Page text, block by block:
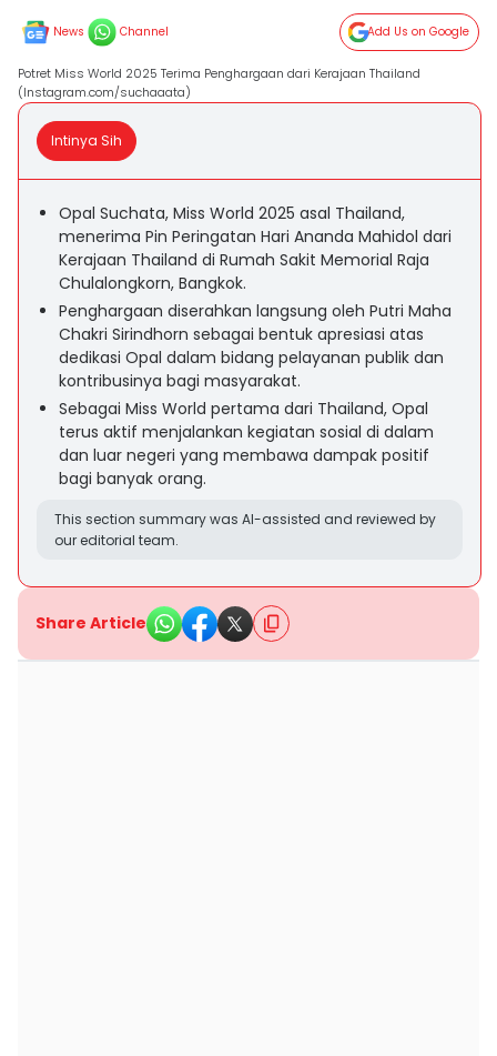
News Channel Add Us on Google
Potret Miss World 2025 Terima Penghargaan dari Kerajaan Thailand
(Instagram.com/suchaaata)
Intinya Sih
Opal Suchata, Miss World 2025 asal Thailand,
menerima Pin Peringatan Hari Ananda Mahidol dari
Kerajaan Thailand di Rumah Sakit Memorial Raja
Chulalongkorn, Bangkok.
Penghargaan diserahkan langsung oleh Putri Maha
Chakri Sirindhorn sebagai bentuk apresiasi atas
dedikasi Opal dalam bidang pelayanan publik dan
kontribusinya bagi masyarakat.
Sebagai Miss World pertama dari Thailand, Opal
terus aktif menjalankan kegiatan sosial di dalam
dan luar negeri yang membawa dampak positif
bagi banyak orang.
This section summary was AI-assisted and reviewed by
our editorial team.
Share Article